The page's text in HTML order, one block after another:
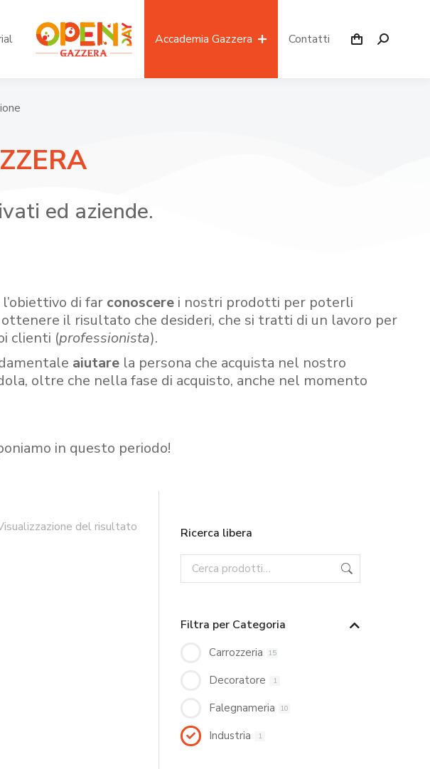
Accademia Gazzera Contatti
ed aziende.
l’obiettivo di far conoscerei nostri prodotti per poterli
il risultato che desideri, che si tratti di un lavoro per
clienti (professionista).
aiutare la persona che acquista nel nostro
oltre che nella fase di acquisto, anche nel momento
in questo periodo!
del risultato Ricerca libera
Filtra per Categoria
Carrozzeria 15
Decoratore 1
Falegnameria 10
Industria 1